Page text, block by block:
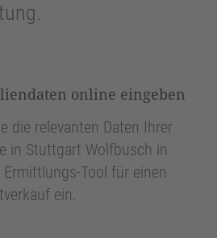
online eingeben
die relevanten Daten Ihrer
in Stuttgart Wolfbusch in
Tool für einen
ein.